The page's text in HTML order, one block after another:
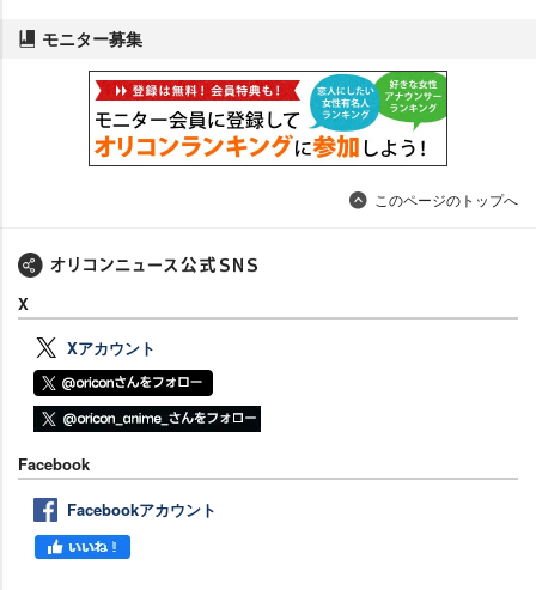
モニター募集
このページのトップへ
X
Xアカウント
Facebook
Facebookアカウント